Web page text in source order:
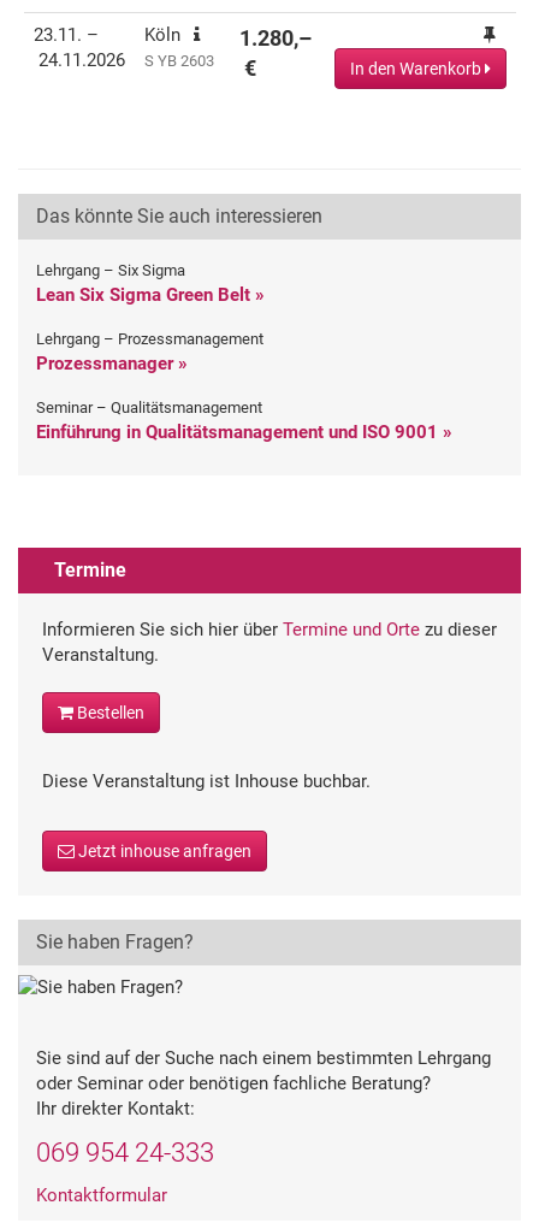
23.11. –
24.11.2026
Köln
S YB 2603
1.280,–
€
In den Warenkorb
Das könnte Sie auch interessieren
Lehrgang – Six Sigma
Lean Six Sigma Green Belt »
Lehrgang – Prozessmanagement
Prozessmanager »
Seminar – Qualitätsmanagement
Einführung in Qualitätsmanagement und ISO 9001 »
Termine
Informieren Sie sich hier über Termine und Orte zu dieser
Veranstaltung.
Bestellen
Diese Veranstaltung ist Inhouse buchbar.
Jetzt inhouse anfragen
Sie haben Fragen?
Sie sind auf der Suche nach einem bestimmten Lehrgang
oder Seminar oder benötigen fachliche Beratung?
Ihr direkter Kontakt:
069 954 24-333
Kontaktformular